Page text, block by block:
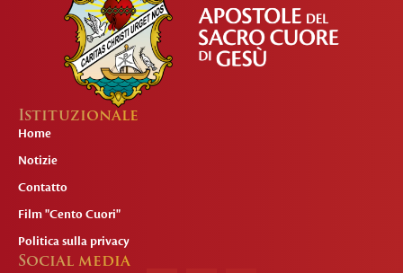
Istituzionale
Home
Notizie
Contatto
Film "Cento Cuori"
Politica sulla privacy
Social media